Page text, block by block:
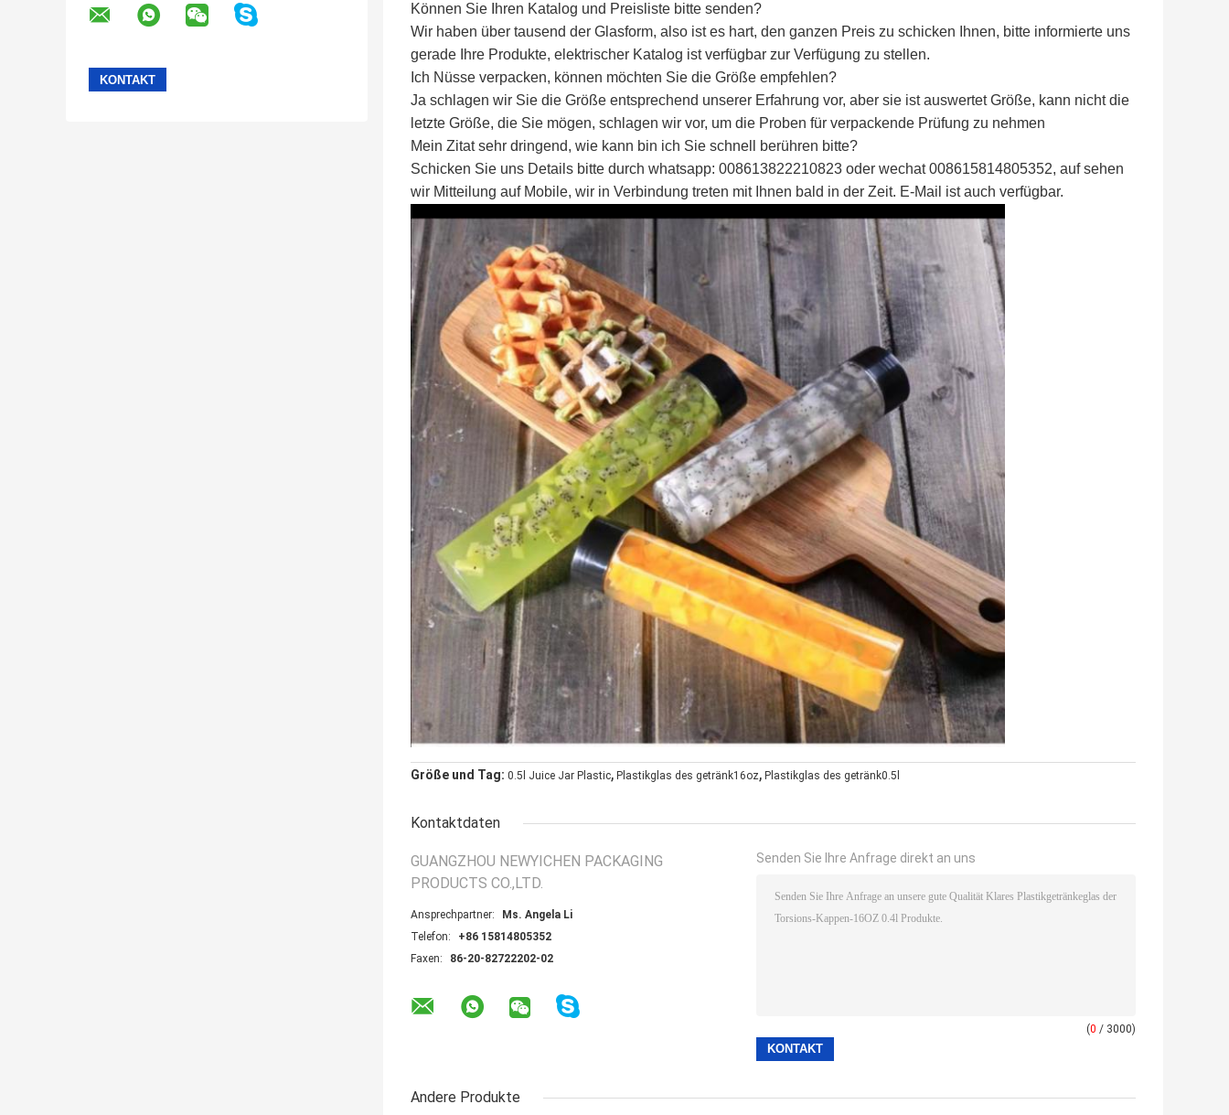
Können Sie Ihren Katalog und Preisliste bitte senden?
Wir haben über tausend der Glasform, also ist es hart, den ganzen Preis zu schicken Ihnen, bitte informierte uns
gerade Ihre Produkte, elektrischer Katalog ist verfügbar zur Verfügung zu stellen.
Ich Nüsse verpacken, können möchten Sie die Größe empfehlen?
Ja schlagen wir Sie die Größe entsprechend unserer Erfahrung vor, aber sie ist auswertet Größe, kann nicht die
letzte Größe, die Sie mögen, schlagen wir vor, um die Proben für verpackende Prüfung zu nehmen
Mein Zitat sehr dringend, wie kann bin ich Sie schnell berühren bitte?
Schicken Sie uns Details bitte durch whatsapp: 008613822210823 oder wechat 008615814805352, auf sehen
wir Mitteilung auf Mobile, wir in Verbindung treten mit Ihnen bald in der Zeit. E-Mail ist auch verfügbar.
Größe und Tag: 0.5l Juice Jar Plastic, Plastikglas des getränk16oz, Plastikglas des getränk0.5l
Kontaktdaten
GUANGZHOU NEWYICHEN PACKAGING
PRODUCTS CO.,LTD.
Ansprechpartner:
Ms. Angela Li
Telefon:
+86 15814805352
Faxen:
86-20-82722202-02
Senden Sie Ihre Anfrage direkt an uns
(0 / 3000)
Andere Produkte